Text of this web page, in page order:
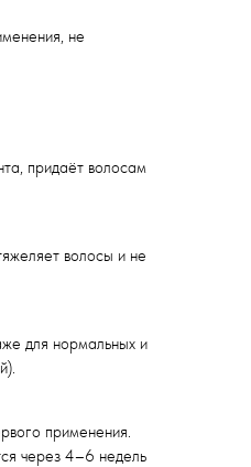
не
придаёт волосам
волосы и не
для нормальных и
применения.
через 4–6 недель